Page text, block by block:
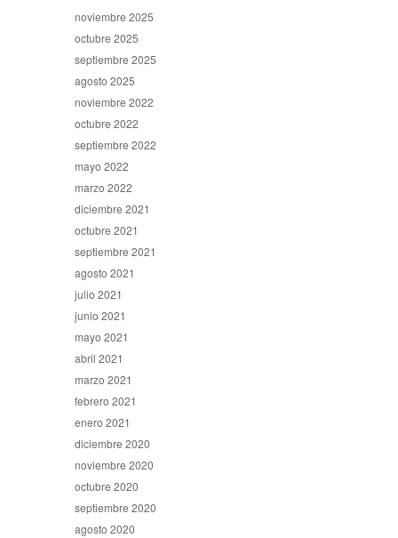
noviembre 2025
octubre 2025
septiembre 2025
agosto 2025
noviembre 2022
octubre 2022
septiembre 2022
mayo 2022
marzo 2022
diciembre 2021
octubre 2021
septiembre 2021
agosto 2021
julio 2021
junio 2021
mayo 2021
abril 2021
marzo 2021
febrero 2021
enero 2021
diciembre 2020
noviembre 2020
octubre 2020
septiembre 2020
agosto 2020